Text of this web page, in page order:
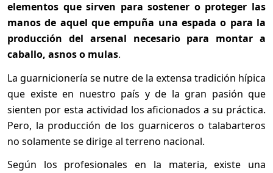
elementos que sirven para sostener o proteger las
manos de aquel que empuña una espada o para la
producción del arsenal necesario para montar a
caballo, asnos o mulas.
La guarnicionería se nutre de la extensa tradición hípica
que existe en nuestro país y de la gran pasión que
sienten por esta actividad los aficionados a su práctica.
Pero, la producción de los guarniceros o talabarteros
no solamente se dirige al terreno nacional.
Según los profesionales en la materia, existe una